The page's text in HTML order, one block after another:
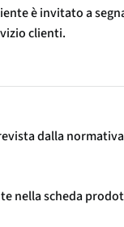
è invitato a
clienti.
dalla
nella scheda